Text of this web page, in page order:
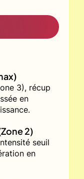
3), récup
en
2)
seuil
en